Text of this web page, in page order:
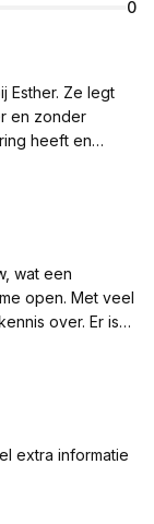
0
Esther. Ze legt
en zonder
heeft en
Er was alle
thuis meteen
Ik heb al mooie
echt
wat een
open. Met veel
over. Er is
huis als
Al
voor jezelf.
ze over praat
extra informatie